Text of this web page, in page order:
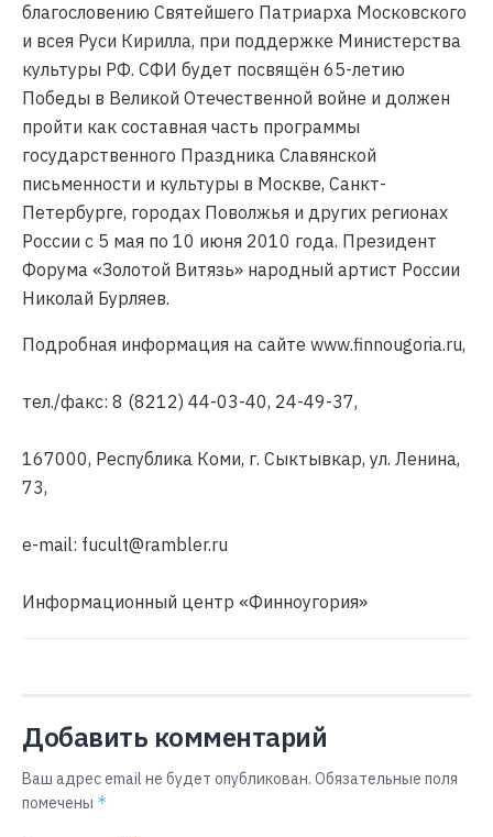
благословению Святейшего Патриарха Московского
и всея Руси Кирилла, при поддержке Министерства
культуры РФ. СФИ будет посвящён 65-летию
Победы в Великой Отечественной войне и должен
пройти как составная часть программы
государственного Праздника Славянской
письменности и культуры в Москве, Санкт-
Петербурге, городах Поволжья и других регионах
России с 5 мая по 10 июня 2010 года. Президент
Форума «Золотой Витязь» народный артист России
Николай Бурляев.
Подробная информация на сайте www.finnougoria.ru,
тел./факс: 8 (8212) 44-03-40, 24-49-37,
167000, Республика Коми, г. Сыктывкар, ул. Ленина,
73,
e-mail: fucult@rambler.ru
Информационный центр «Финноугория»
Добавить комментарий
Ваш адрес email не будет опубликован. Обязательные поля
помечены *